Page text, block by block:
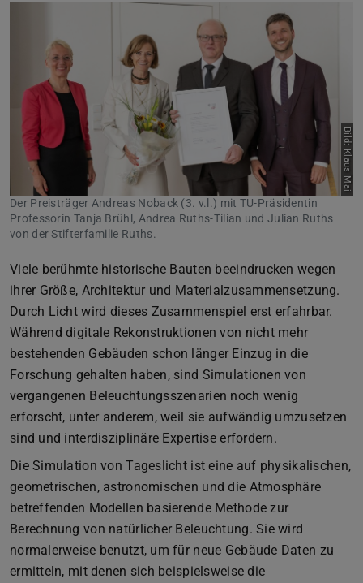
Bild: Klaus Mai
Der Preisträger Andreas Noback (3. v.l.) mit TU-Präsidentin
Professorin Tanja Brühl, Andrea Ruths-Tilian und Julian Ruths
von der Stifterfamilie Ruths.
Viele berühmte historische Bauten beeindrucken wegen
ihrer Größe, Architektur und Materialzusammensetzung.
Durch Licht wird dieses Zusammenspiel erst erfahrbar.
Während digitale Rekonstruktionen von nicht mehr
bestehenden Gebäuden schon länger Einzug in die
Forschung gehalten haben, sind Simulationen von
vergangenen Beleuchtungsszenarien noch wenig
erforscht, unter anderem, weil sie aufwändig umzusetzen
sind und interdisziplinäre Expertise erfordern.
Die Simulation von Tageslicht ist eine auf physikalischen,
geometrischen, astronomischen und die Atmosphäre
betreffenden Modellen basierende Methode zur
Berechnung von natürlicher Beleuchtung. Sie wird
normalerweise benutzt, um für neue Gebäude Daten zu
ermitteln, mit denen sich beispielsweise die